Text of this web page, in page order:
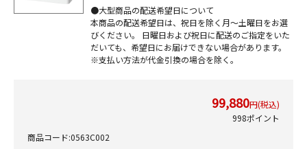
●大型商品の配送希望日について
本商品の配送希望日は、祝日を除く月～土曜日をお選
びください。 日曜日および祝日に配送のご指定をいた
だいても、希望日にお届けできない場合があります。
※支払い方法が代金引換の場合を除く。
99,880円(税込)
998ポイント
商品コード:0563C002